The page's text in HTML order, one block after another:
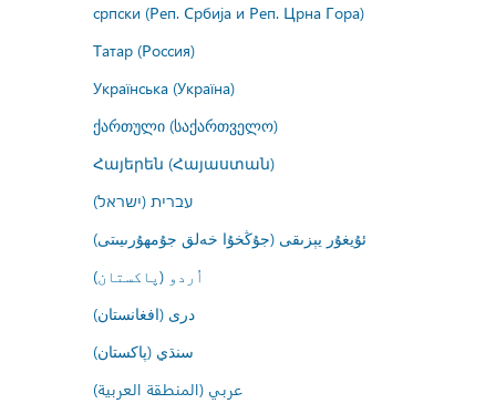
српски (Реп. Србија и Реп. Црна Гора)
Татар (Россия)
Українська (Україна)
ქართული (საქართველო)
Հայերեն (Հայաստան)
עברית (ישראל)
ئۇيغۇر يېزىقى (جۇڭخۇا خەلق جۇمھۇرىيىتى)
اُردو (پاکستان)
درى (افغانستان)
سنڌي (پاکستان)
عربي (المنطقة العربية)